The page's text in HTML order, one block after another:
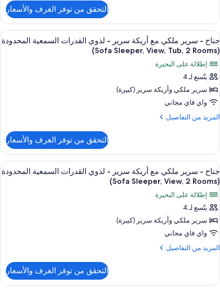
سرير
(Sofa
Sleeper
View,
2
Rooms)
جناح
سرير
ملكي
مع
أريكة
سرير
(Sofa
Sleeper
View,
Rooms)
التحقق من توفر الغرف والأسعار
استعراض
جميع
صور
جناح
-
سرير
ملكي
مع
-
لذوي
القدرات
السمعية
المحدودة
(Sofa
Sleeper,
View,
Tub,
2
أغطية فراش متميزة وخزنة داخل
4
جناح - سرير ملكي مع أريكة سرير - لذوي القدرات السمعية المحدودة
(Sofa Sleeper, View, Tub, 2 Rooms)
إطلالة على البحيرة
يتّسع لـ 4
سرير ملكي‫‬ وأريكة سرير (كبيرة)
واي فاي مجاني
المزيد من التفاصيل
المزيد
جناح
سرير
ملكي
مع
أريكة
سرير
لذوي
القدرات
السمعية
المحدودة
Tub,
التحقق من توفر الغرف والأسعار
استعراض
جميع
صور
جناح
-
سرير
ملكي
مع
-
أغطية فراش متميزة وخزنة داخل
4
جناح - سرير ملكي مع أريكة سرير - لذوي القدرات السمعية المحدودة
(Sofa Sleeper, View, 2 Rooms)
إطلالة على البحيرة
يتّسع لـ 4
سرير ملكي‫‬ وأريكة سرير (كبيرة)
واي فاي مجاني
المزيد من التفاصيل
المزيد
جناح
التحقق من توفر الغرف والأسعار